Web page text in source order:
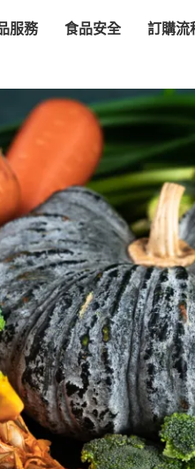
服務 食品安全 訂購流